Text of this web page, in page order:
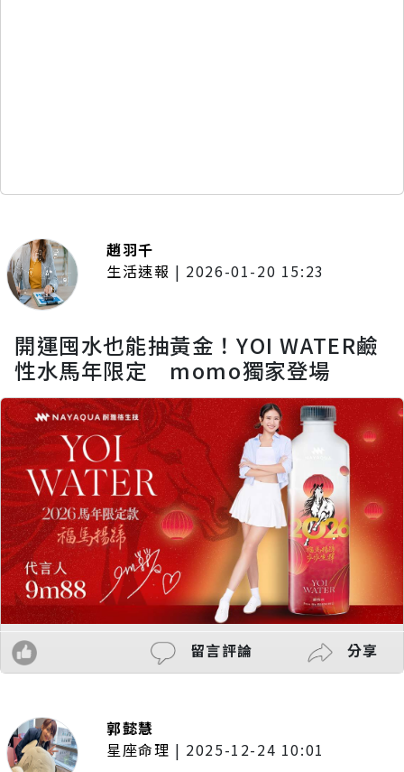
趙羽千
生活速報 | 2026-01-20 15:23
開運囤水也能抽黃金！YOI WATER鹼
性水馬年限定 momo獨家登場
留言評論 分享
郭懿慧
星座命理 | 2025-12-24 10:01